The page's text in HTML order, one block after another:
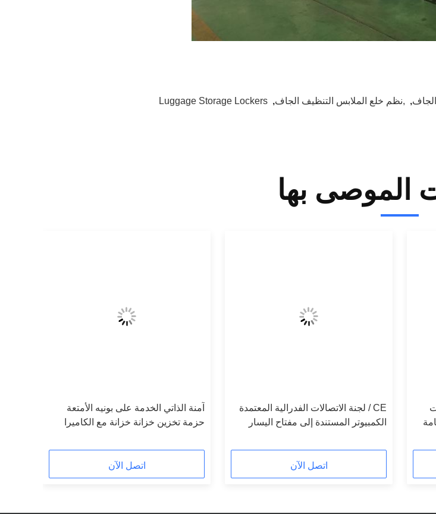
, ,نظم خلع الملابس التنظيف الجاف,
Luggage Storage Lockers
الموصى بها
CE / لجنة الاتصالات الفدرالية المعتمدة
الكمبيوتر المستندة إلى مفتاح اليسار
اتصل الآن
آمنة الذاتي الخدمة على بونيه الأمتعة
حزمة تخزين خزانة خزانة مع الكاميرا
اتصل الآن